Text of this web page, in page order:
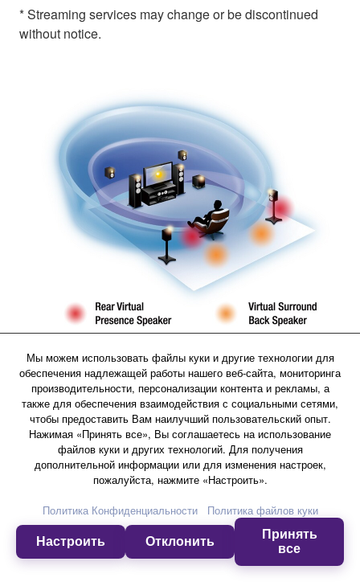
* Streaming services may change or be discontinued
without notice.
11-канальный реалистичный звук без
сложных конфигураций
Виртуальные акустические системы
RX-A2080 включает три высокопроизводительных
устройства цифровой обработки сигналов
корпорации Yamaha для быстрой обработки больших
объемов звуковых данных. Благодаря этому с
помощью CINEMA DSP HD3 даже на 7-канальной
Мы можем использовать файлы куки и другие технологии для
обеспечения надлежащей работы нашего веб-сайта, мониторинга
производительности, персонализации контента и рекламы, а
также для обеспечения взаимодействия с социальными сетями,
чтобы предоставить Вам наилучший пользовательский опыт.
Нажимая «Принять все», Вы соглашаетесь на использование
файлов куки и других технологий. Для получения
дополнительной информации или для изменения настроек,
пожалуйста, нажмите «Настроить».
Политика Конфиденциальности
Политика файлов куки
Настроить Отклонить
Принять
все